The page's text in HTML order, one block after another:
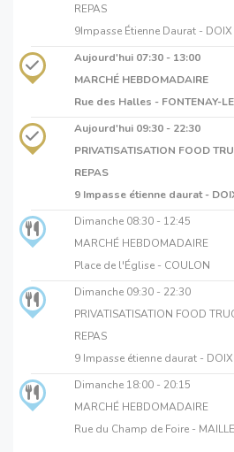
REPAS
9Impasse Étienne Daurat - DOIX
Aujourd'hui 07:30 - 13:00
MARCHÉ HEBDOMADAIRE
Rue des Halles - FONTENAY-
Aujourd'hui 09:30 - 22:30
PRIVATISATISATION FOOD
REPAS
9 Impasse étienne daurat -
Dimanche 08:30 - 12:45
MARCHÉ HEBDOMADAIRE
Place de l'Église - COULON
Dimanche 09:30 - 22:30
PRIVATISATISATION FOOD
REPAS
9 Impasse étienne daurat - DOIX
Dimanche 18:00 - 20:15
MARCHÉ HEBDOMADAIRE
Rue du Champ de Foire -